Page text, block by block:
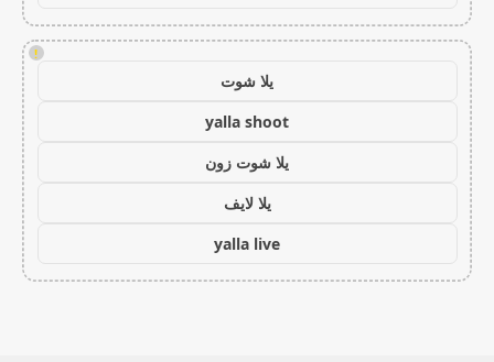
!
يلا شوت
yalla shoot
يلا شوت زون
يلا لايف
yalla live